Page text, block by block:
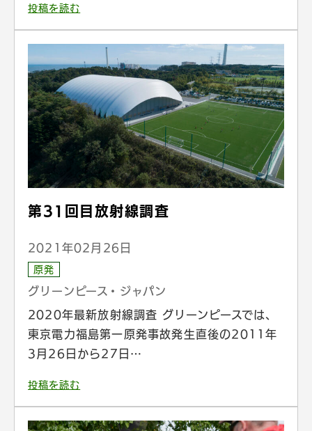
投稿を読む
第31回目放射線調査
2021年02月26日
原発
グリーンピース・ジャパン
2020年最新放射線調査 グリーンピースでは、
東京電力福島第一原発事故発生直後の2011年
3月26日から27日…
投稿を読む